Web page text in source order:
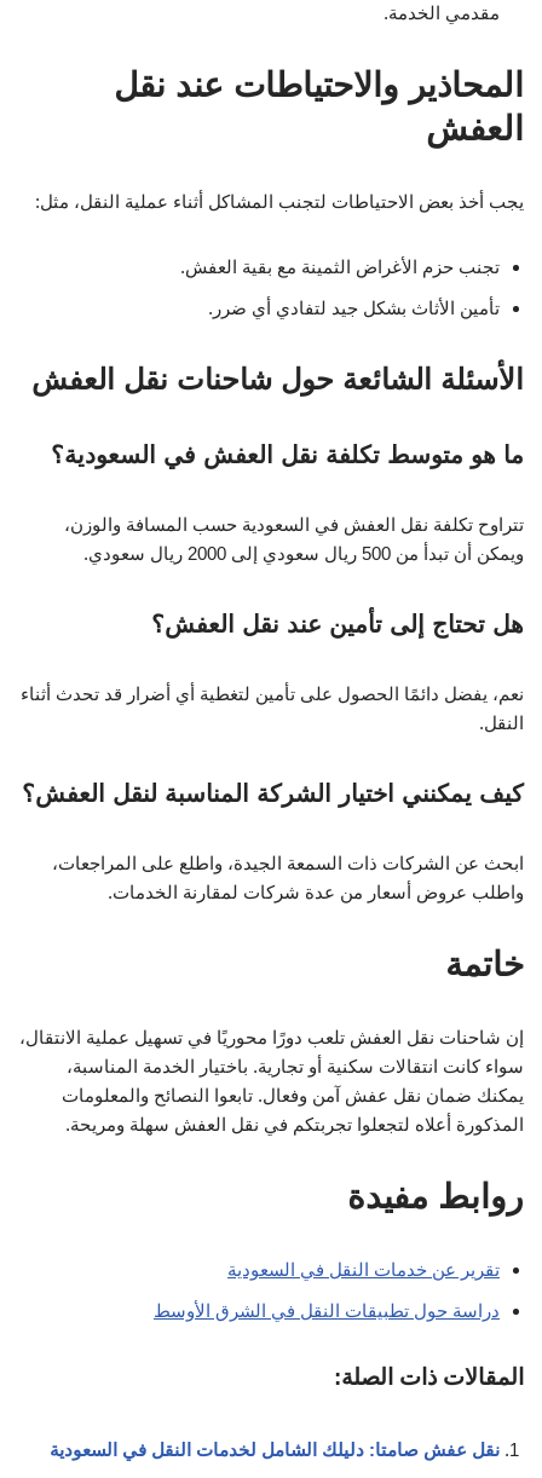
مقدمي الخدمة.
المحاذير والاحتياطات عند نقل
العفش
يجب أخذ بعض الاحتياطات لتجنب المشاكل أثناء عملية النقل، مثل:
تجنب حزم الأغراض الثمينة مع بقية العفش.
تأمين الأثاث بشكل جيد لتفادي أي ضرر.
الأسئلة الشائعة حول شاحنات نقل العفش
ما هو متوسط تكلفة نقل العفش في السعودية؟
تتراوح تكلفة نقل العفش في السعودية حسب المسافة والوزن،
ويمكن أن تبدأ من 500 ريال سعودي إلى 2000 ريال سعودي.
هل تحتاج إلى تأمين عند نقل العفش؟
نعم، يفضل دائمًا الحصول على تأمين لتغطية أي أضرار قد تحدث أثناء
النقل.
كيف يمكنني اختيار الشركة المناسبة لنقل العفش؟
ابحث عن الشركات ذات السمعة الجيدة، واطلع على المراجعات،
واطلب عروض أسعار من عدة شركات لمقارنة الخدمات.
خاتمة
إن شاحنات نقل العفش تلعب دورًا محوريًا في تسهيل عملية الانتقال،
سواء كانت انتقالات سكنية أو تجارية. باختيار الخدمة المناسبة،
يمكنك ضمان نقل عفش آمن وفعال. تابعوا النصائح والمعلومات
المذكورة أعلاه لتجعلوا تجربتكم في نقل العفش سهلة ومريحة.
روابط مفيدة
تقرير عن خدمات النقل في السعودية
دراسة حول تطبيقات النقل في الشرق الأوسط
المقالات ذات الصلة:
نقل عفش صامتا: دليلك الشامل لخدمات النقل في السعودية